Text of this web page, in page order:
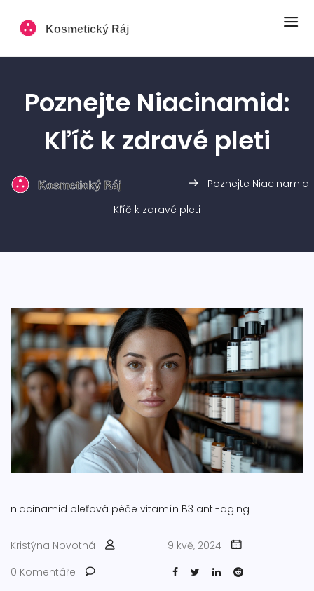
Poznejte Niacinamid:
Kľíč k zdravé pleti
Poznejte Niacinamid:
Kľíč k zdravé pleti
niacinamid pleťová péče vitamín B3 anti-aging
Kristýna Novotná
9 kvě, 2024
0 Komentáře